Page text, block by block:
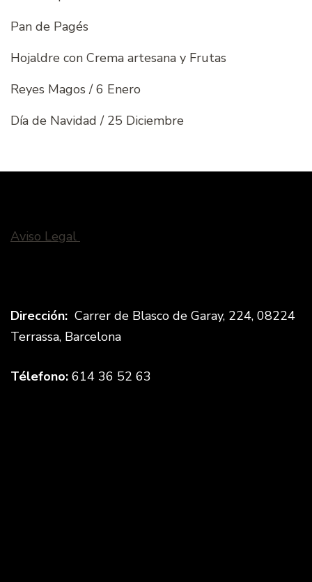
Pan de Pagés
Hojaldre con Crema artesana y Frutas
Reyes Magos / 6 Enero
Día de Navidad / 25 Diciembre
Aviso Legal
Dirección: Carrer de Blasco de Garay, 224, 08224
Terrassa, Barcelona
Télefono: 614 36 52 63